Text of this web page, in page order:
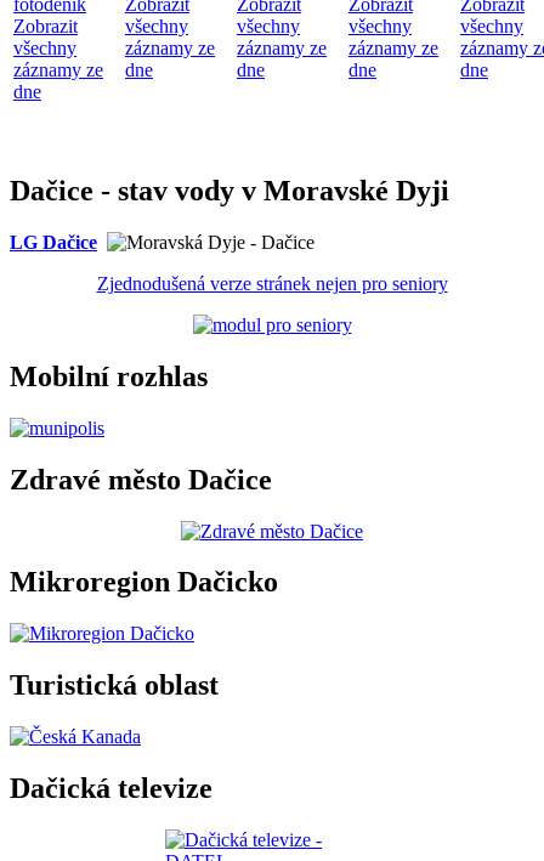
fotodeník
Zobrazit
všechny
záznamy ze
dne
Zobrazit
všechny
záznamy ze
dne
Zobrazit
všechny
záznamy ze
dne
Zobrazit
všechny
záznamy ze
dne
Zobrazit
všechny
záznamy
dne
Dačice - stav vody v Moravské Dyji
LG Dačice
Zjednodušená verze stránek nejen pro seniory
Mobilní rozhlas
Zdravé město Dačice
Mikroregion Dačicko
Turistická oblast
Dačická televize